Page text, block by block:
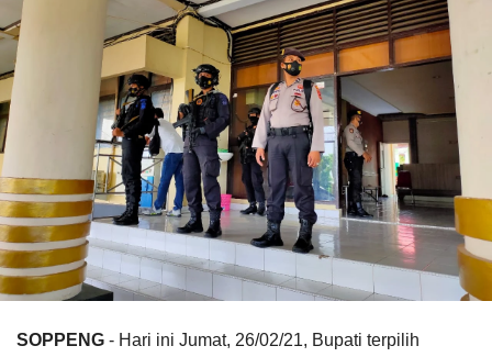
SOPPENG - Hari ini Jumat, 26/02/21, Bupati terpilih